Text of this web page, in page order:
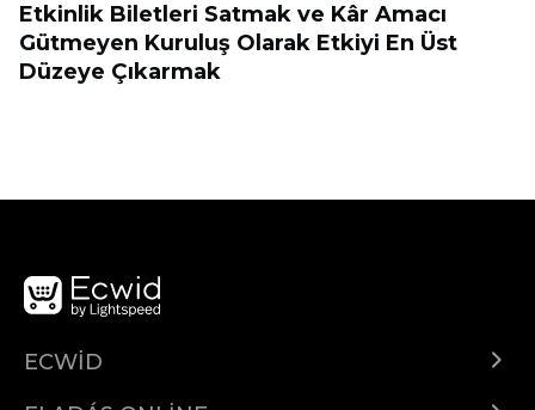
Etkinlik Biletleri Satmak ve Kâr Amacı
Gütmeyen Kuruluş Olarak Etkiyi En Üst
Düzeye Çıkarmak
ECWID